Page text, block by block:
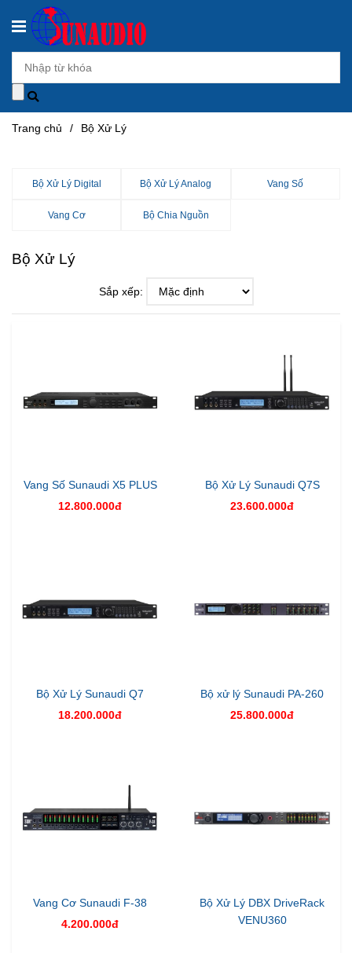
Trang chủ / Bộ Xử Lý
Bộ Xử Lý Digital Bộ Xử Lý Analog Vang Số
Vang Cơ Bộ Chia Nguồn
Bộ Xử Lý
Sắp xếp:
Vang Số Sunaudi X5 PLUS
12.800.000đ
Bộ Xử Lý Sunaudi Q7S
23.600.000đ
Bộ Xử Lý Sunaudi Q7
18.200.000đ
Bộ xử lý Sunaudi PA-260
25.800.000đ
Vang Cơ Sunaudi F-38
4.200.000đ
Bộ Xử Lý DBX DriveRack
VENU360